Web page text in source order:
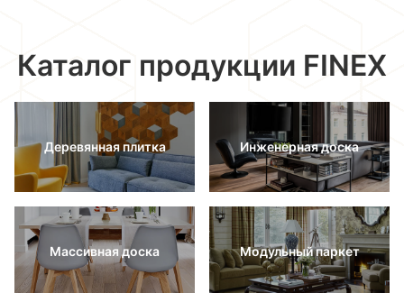
Каталог продукции FINEX
Деревянная плитка Инженерная доска
Массивная доска Модульный паркет